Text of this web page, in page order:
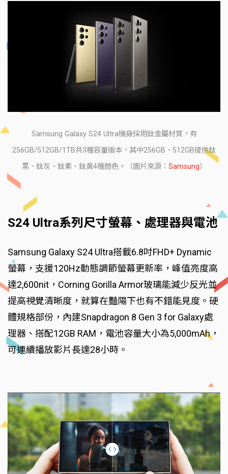
Samsung Galaxy S24 Ultra機身採用鈦金屬材質，有
256GB/512GB/1TB共3種容量版本，其中256GB、512GB提供鈦
黑、鈦灰、鈦紫、鈦黃4種顏色。（圖片來源： Samsung）
S24 Ultra系列尺寸螢幕、處理器與電池
Samsung Galaxy S24 Ultra搭載6.8吋FHD+ Dynamic
螢幕，支援120Hz動態調節螢幕更新率，峰值亮度高
達2,600nit，Corning Gorilla Armor玻璃能減少反光並
提高視覺清晰度，就算在豔陽下也有不錯能見度。硬
體規格部份，內建Snapdragon 8 Gen 3 for Galaxy處
理器、搭配12GB RAM，電池容量大小為5,000mAh，
可連續播放影片長達28小時。